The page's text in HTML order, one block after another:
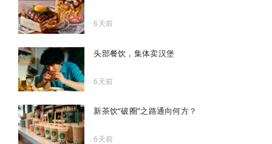
6天前
头部餐饮，集体卖汉堡
6天前
新茶饮“破圈”之路通向何方？
6天前